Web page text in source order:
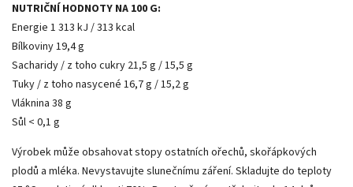
NUTRIČNÍ HODNOTY NA 100 G:
Energie 1 313 kJ / 313 kcal
Bílkoviny 19,4 g
Sacharidy / z toho cukry 21,5 g / 15,5 g
Tuky / z toho nasycené 16,7 g / 15,2 g
Vláknina 38 g
Sůl < 0,1 g
Výrobek může obsahovat stopy ostatních ořechů, skořápkových
plodů a mléka. Nevystavujte slunečnímu záření. Skladujte do teploty